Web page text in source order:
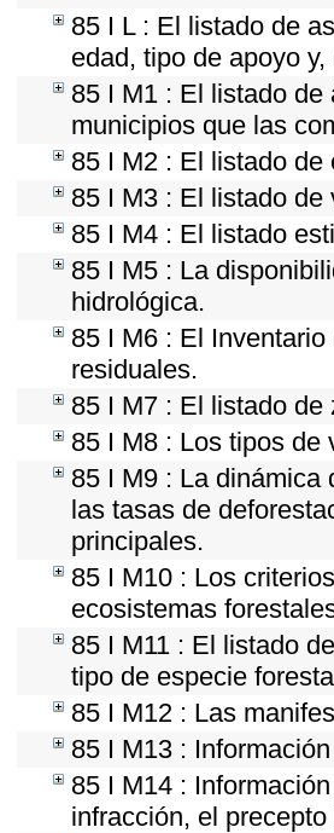
85 I L : El listado de
edad, tipo de apoyo
85 I M1 : El listado
municipios que las
85 I M2 : El listado
85 I M3 : El listado
85 I M4 : El listado
85 I M5 : La
hidrológica.
85 I M6 : El
residuales.
85 I M7 : El listado
85 I M8 : Los tipos de
85 I M9 : La dinámica
las tasas de
principales.
85 I M10 : Los
ecosistemas
85 I M11 : El listado
tipo de especie
85 I M12 : Las
85 I M13 :
85 I M14 :
infracción, el